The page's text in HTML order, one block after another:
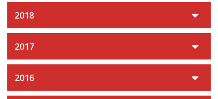
2018
2017
2016